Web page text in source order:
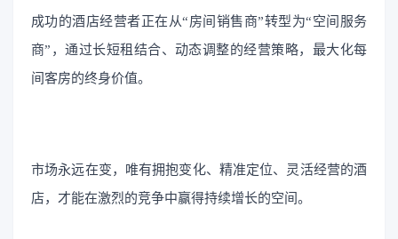
成功的酒店经营者正在从“房间销售商”转型为“空间服务
商”，通过长短租结合、动态调整的经营策略，最大化每
间客房的终身价值。
市场永远在变，唯有拥抱变化、精准定位、灵活经营的酒
店，才能在激烈的竞争中赢得持续增长的空间。